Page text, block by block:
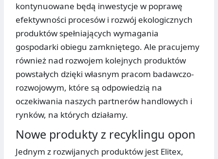
kontynuowane będą inwestycje w poprawę
efektywności procesów i rozwój ekologicznych
produktów spełniających wymagania
gospodarki obiegu zamkniętego. Ale pracujemy
również nad rozwojem kolejnych produktów
powstałych dzięki własnym pracom badawczo-
rozwojowym, które są odpowiedzią na
oczekiwania naszych partnerów handlowych i
rynków, na których działamy.
Nowe produkty z recyklingu opon
Jednym z rozwijanych produktów jest Elitex,